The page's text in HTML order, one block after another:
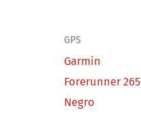
GPS
Garmin
Forerunner 265
Negro